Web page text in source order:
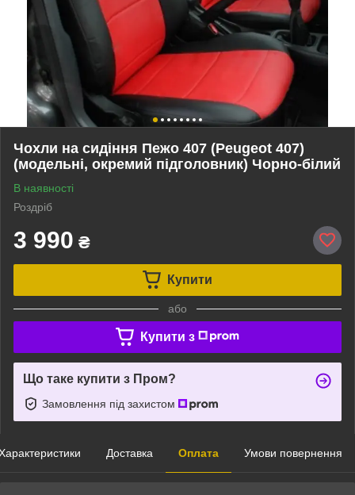
Чохли на сидіння Пежо 407 (Peugeot 407)
(модельні, окремий підголовник) Чорно-білий
В наявності
Роздріб
3 990 ₴
Купити
або
Купити з
Що таке купити з Пром?
Замовлення під захистом
Доставка Оплата Умови повернення